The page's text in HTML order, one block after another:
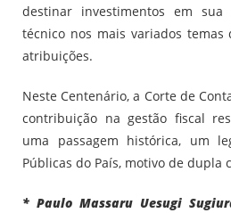
destinar investimentos em
técnico nos mais variados temas
atribuições.
Neste Centenário, a Corte de
contribuição na gestão fiscal
uma passagem histórica, um
Públicas do País, motivo de dupla
* Paulo Massaru Uesugi